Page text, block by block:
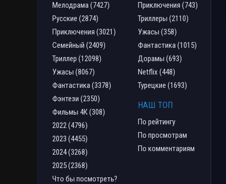
Мелодрама (7427)
Русские (2874)
Приключения (3021)
Семейный (2409)
Триллер (12098)
Ужасы (8067)
Фантастика (3378)
Фэнтези (2350)
Фильмы 4К (308)
2022 (4796)
2023 (4455)
2024 (3268)
2025 (2368)
Что бы посмотреть?
Приключения (743)
Триллеры (2110)
Ужасы (358)
Фантастика (1015)
Дорамы (693)
Netflix (448)
Турецкие (1693)
НАШ ТОП
По рейтингу
По просмотрам
По комментариям